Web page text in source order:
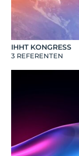
IHHT KONGRESS
3 REFERENTEN